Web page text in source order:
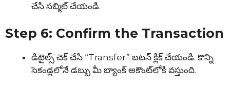
చేసి సబ్మిట్ చేయండి.
Step 6: Confirm the Transaction
డిటైల్స్ చెక్ చేసి “Transfer” బటన్ క్లిక్ చేయండి. కొన్ని
సెకండ్లలోనే డబ్బు మీ బ్యాంక్ అకౌంట్‌లోకి వస్తుంది.